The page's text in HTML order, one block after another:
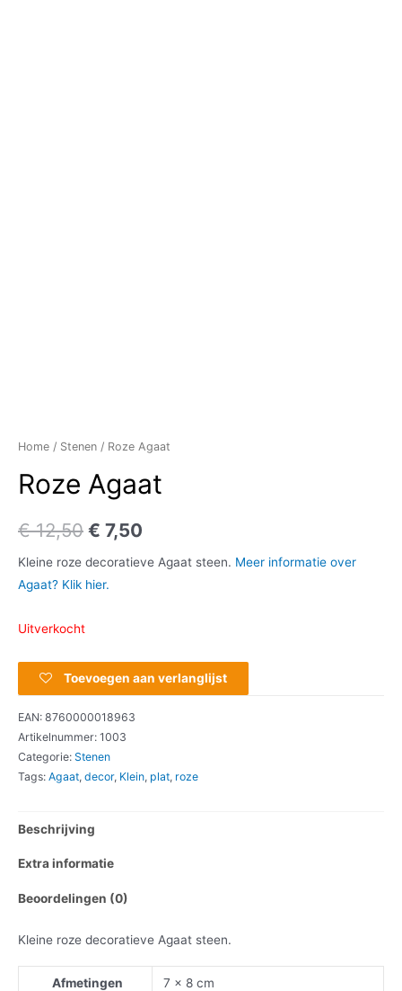
Home / Stenen / Roze Agaat
Roze Agaat
€12,50 € 7,50
Kleine roze decoratieve Agaat steen. Meer informatie over
Agaat? Klik hier.
Uitverkocht
Toevoegen aan verlanglijst
EAN: 8760000018963
Artikelnummer: 1003
Categorie: Stenen
Tags: Agaat, decor, Klein, plat, roze
Beschrijving
Extra informatie
Beoordelingen (0)
Kleine roze decoratieve Agaat steen.
Afmetingen 7 × 8 cm